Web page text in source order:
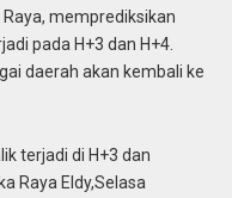
memprediksikan
pada H+3 dan H+4.
daerah akan kembali ke
terjadi di H+3 dan
Raya Eldy,Selasa